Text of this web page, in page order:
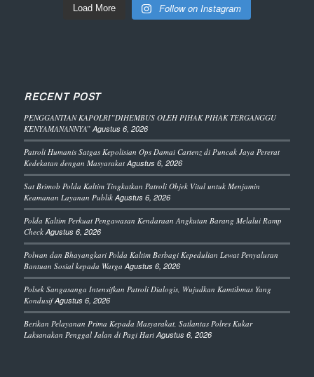
Load More Follow on Instagram
RECENT POST
PENGGANTIAN KAPOLRI”DIHEMBUS OLEH PIHAK PIHAK TERGANGGU
KENYAMANANNYA” Agustus 6, 2026
Patroli Humanis Satgas Kepolisian Ops Damai Cartenz di Puncak Jaya Pererat
Kedekatan dengan Masyarakat Agustus 6, 2026
Sat Brimob Polda Kaltim Tingkatkan Patroli Objek Vital untuk Menjamin
Keamanan Layanan Publik Agustus 6, 2026
Polda Kaltim Perkuat Pengawasan Kendaraan Angkutan Barang Melalui Ramp
Check Agustus 6, 2026
Polwan dan Bhayangkari Polda Kaltim Berbagi Kepedulian Lewat Penyaluran
Bantuan Sosial kepada Warga Agustus 6, 2026
Polsek Sangasanga Intensifkan Patroli Dialogis, Wujudkan Kamtibmas Yang
Kondusif Agustus 6, 2026
Berikan Pelayanan Prima Kepada Masyarakat, Satlantas Polres Kukar
Laksanakan Penggal Jalan di Pagi Hari Agustus 6, 2026